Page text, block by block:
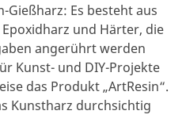
Gießharz: Es besteht aus
und Härter, die
angerührt werden
Kunst- und DIY-Projekte
das Produkt „ArtResin“.
Kunstharz durchsichtig